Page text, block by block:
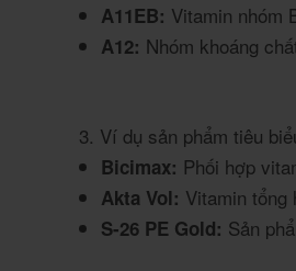
A11EB: Vitamin nhóm
A12: Nhóm khoáng
3. Ví dụ sản phẩm tiêu
Bicimax: Phối hợp
Akta Vol: Vitamin
S-26 PE Gold: Sản